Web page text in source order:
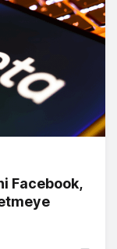
Facebook,